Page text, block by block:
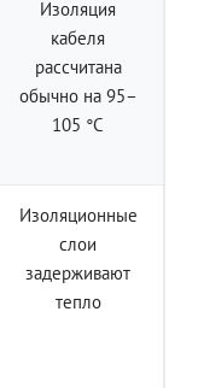
Изоляция
кабеля
рассчитана
обычно на 95–
105 °C
Изоляционные
слои
задерживают
тепло